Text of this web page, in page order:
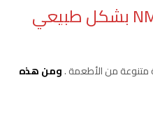
كيف نستطيع زيادة NMN بشكل طبيعي
ومن هذه